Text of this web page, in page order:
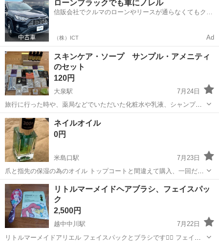
OK！ 人気の工場のお仕事 ◇カーナビゲーション部品の組立◇ ■ 業務
内容 車載用カーナビゲ...
ローンブラックでも車にノレル
信販会社でクルマのローンやリースが通らなくてもクル
（株）ICT Ad
スキンケア・ソープ サンプル・アメニティ
のセット
120円
大泉駅
7月24日
旅行に行った時や、薬局などでいただいた化粧水や乳液、シャンプー
やハンドソープなどのアメニティの詰め合わせです。 詳しくは画像を
参照ください。
富山 富山市 大泉駅
ネイルオイル
0円
米島口駅
7月23日
爪と指先の保湿の為のオイル トップコートと間違えて購入、一回だけ
使用しました 保湿オイルをお使いの方に差し上げます
富山 高岡市 米島口駅 ネイル
リトルマーメイドヘアブラシ、フェイスパッ
ク
2,500円
越中中川駅
7月22日
リトルマーメイドアリエル フェイスパックとブラシです🧜‍♀️ フェイス